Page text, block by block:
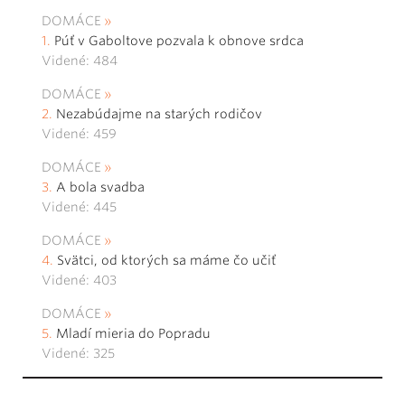
DOMÁCE
Púť v Gaboltove pozvala k obnove srdca
Videné: 484
DOMÁCE
Nezabúdajme na starých rodičov
Videné: 459
DOMÁCE
A bola svadba
Videné: 445
DOMÁCE
Svätci, od ktorých sa máme čo učiť
Videné: 403
DOMÁCE
Mladí mieria do Popradu
Videné: 325